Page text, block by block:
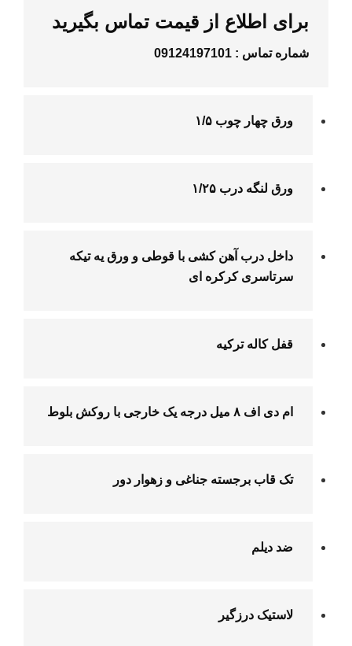
برای اطلاع از قیمت تماس بگیرید
شماره تماس : 09124197101
ورق چهار چوب ۱/۵
ورق لنگه درب ۱/۲۵
داخل درب آهن کشی با قوطی و ورق یه تیکه
سرتاسری کرکره ای
قفل کاله ترکیه
ام دی اف ۸ میل درجه یک خارجی با روکش بلوط
تک قاب برجسته جناغی و زهوار دور
ضد دیلم
لاستیک درزگیر